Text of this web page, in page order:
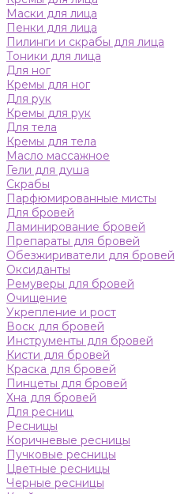
Маски для лица
Пенки для лица
Пилинги и скрабы для лица
Тоники для лица
Для ног
Кремы для ног
Для рук
Кремы для рук
Для тела
Кремы для тела
Масло массажное
Гели для душа
Скрабы
Парфюмированные мисты
Для бровей
Ламинирование бровей
Препараты для бровей
Обезжириватели для бровей
Оксиданты
Ремуверы для бровей
Очищение
Укрепление и рост
Воск для бровей
Инструменты для бровей
Кисти для бровей
Краска для бровей
Пинцеты для бровей
Хна для бровей
Для ресниц
Ресницы
Коричневые ресницы
Пучковые ресницы
Цветные ресницы
Черные ресницы